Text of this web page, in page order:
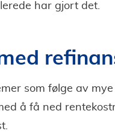
har gjort det.
som følge av
å få ned